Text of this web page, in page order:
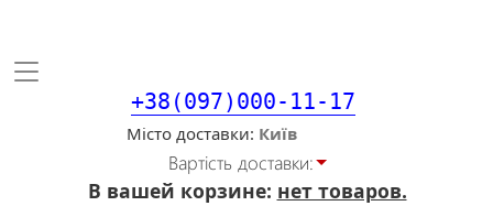
Toggle
+38(097)000-11-17
Місто доставки
Вартiсть доставки:
В вашей корзине: нет товаров.